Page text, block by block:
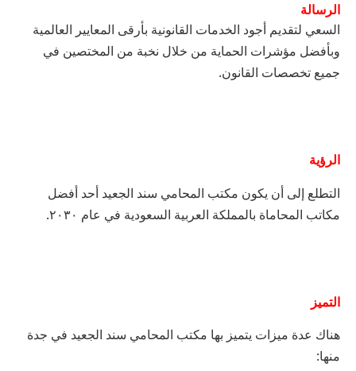
الرسالة
السعي لتقديم أجود الخدمات القانونية بأرقى المعايير العالمية
وبأفضل مؤشرات الحماية من خلال نخبة من المختصين في
جميع تخصصات القانون.
الرؤية
التطلع إلى أن يكون مكتب المحامي سند الجعيد أحد أفضل
مكاتب المحاماة بالمملكة العربية السعودية في عام ٢٠٣٠.
التميز
هناك عدة ميزات يتميز بها مكتب المحامي سند الجعيد في جدة
منها: